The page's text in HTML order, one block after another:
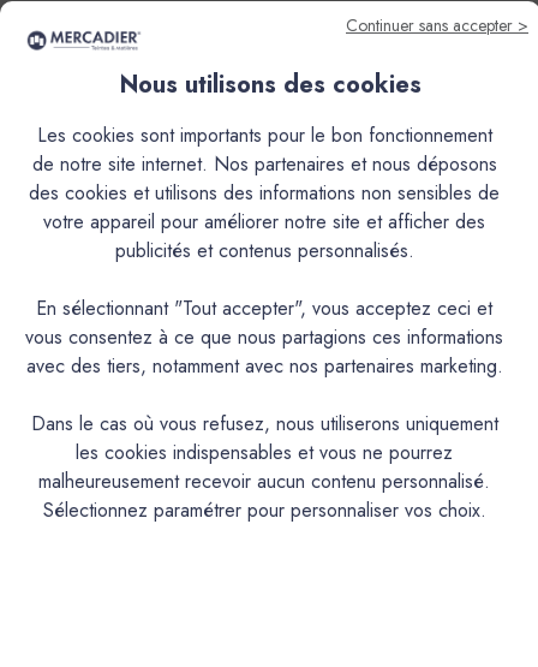
Caractéristiques
Documentation Technique
Couleurs & Échantillons
La Finition Béton Lisse – c’est la finition béton ciré pour
application encore plus facile, dans un projet neuf ou en
rénovation.Encore plus simple à appliquer : Avec son grain
ultra fin et sa texture souple, la FBL rend la pose d’un béton
ciré encore plus facile, même pour les novices. Appliqué
Continuer sans accepter >
Nous utilisons des cookies
Les cookies sont importants pour le bon fonctionnement
de notre site internet. Nos partenaires et nous déposons
des cookies et utilisons des informations non sensibles de
votre appareil pour améliorer notre site et afficher des
publicités et contenus personnalisés.
En sélectionnant "Tout accepter", vous acceptez ceci et
vous consentez à ce que nous partagions ces informations
avec des tiers, notamment avec nos partenaires marketing.
Dans le cas où vous refusez, nous utiliserons uniquement
les cookies indispensables et vous ne pourrez
malheureusement recevoir aucun contenu personnalisé.
Sélectionnez paramétrer pour personnaliser vos choix.